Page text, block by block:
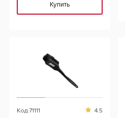
Купить
Код 71111 4.5